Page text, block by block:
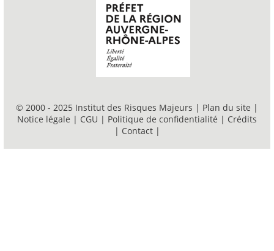
© 2000 - 2025 Institut des Risques Majeurs | Plan du site |
Notice légale | CGU | Politique de confidentialité | Crédits
| Contact |